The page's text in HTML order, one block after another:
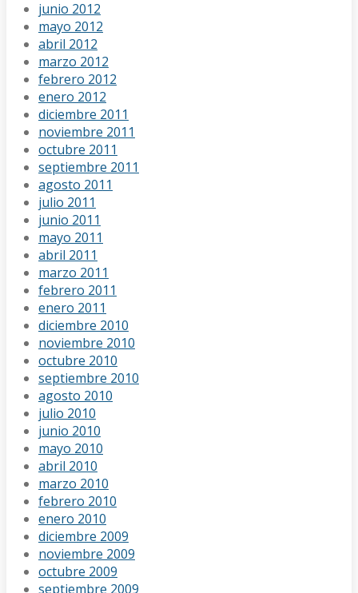
junio 2012
mayo 2012
abril 2012
marzo 2012
febrero 2012
enero 2012
diciembre 2011
noviembre 2011
octubre 2011
septiembre 2011
agosto 2011
julio 2011
junio 2011
mayo 2011
abril 2011
marzo 2011
febrero 2011
enero 2011
diciembre 2010
noviembre 2010
octubre 2010
septiembre 2010
agosto 2010
julio 2010
junio 2010
mayo 2010
abril 2010
marzo 2010
febrero 2010
enero 2010
diciembre 2009
noviembre 2009
octubre 2009
septiembre 2009